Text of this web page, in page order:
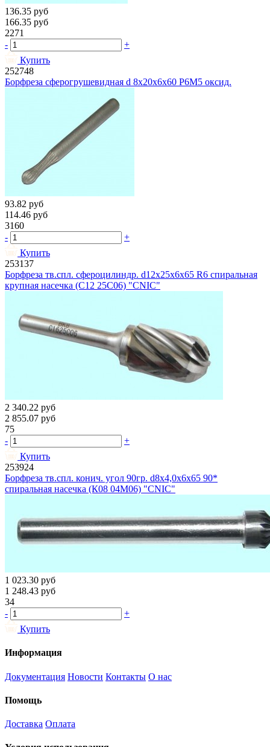
136.35 руб
166.35 руб
2271
-
+
Купить
252748
Борфреза сферогрушевидная d 8х20х6х60 Р6М5 оксид.
93.82 руб
114.46 руб
3160
-
+
Купить
253137
Борфреза тв.спл. сфероцилиндр. d12х25х6х65 R6 спиральная
крупная насечка (C12 25С06) "CNIC"
2 340.22 руб
2 855.07 руб
75
-
+
Купить
253924
Борфреза тв.спл. конич. угол 90гр. d8х4,0х6х65 90*
спиральная насечка (К08 04М06) "CNIC"
1 023.30 руб
1 248.43 руб
34
-
+
Купить
Информация
Документация Новости Контакты О нас
Помощь
Доставка Оплата